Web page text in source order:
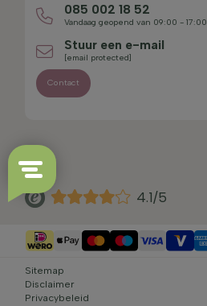
085 002 18 52
Vandaag geopend van 09:00 - 17:00
Stuur een e-mail
[email protected]
Contact
4.1/5
Sitemap
Disclaimer
Privacybeleid